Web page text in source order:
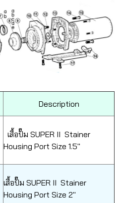
Description
เสื้อปั๊ม SUPER II Stainer
Housing Port Size 1.5"
เสื้อปั๊ม SUPER II Stainer
Housing Port Size 2"